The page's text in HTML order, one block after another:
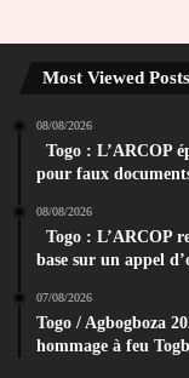
Most Viewed Posts
08/08/2026
Togo : L’ARCOP
pour faux
08/08/2026
Togo : L’ARCOP
base sur un appel
07/08/2026
Togo / Agbogboza
hommage à feu